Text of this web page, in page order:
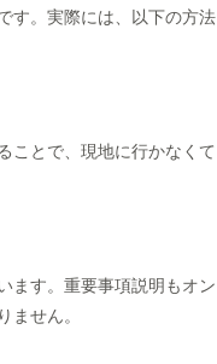
す。実際には、以下の方法
ことで、現地に行かなくて
ます。重要事項説明もオン
ません。